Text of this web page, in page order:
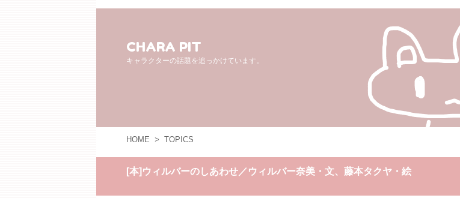
CHARA PIT
キャラクターの話題を追っかけています。
HOME > TOPICS
[本]ウィルバーのしあわせ／ウィルバー奈美・文、藤本タクヤ・絵